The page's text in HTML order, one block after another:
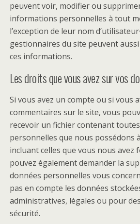
peuvent voir, modifier ou
informations personnelles à tout
l’exception de leur nom
gestionnaires du site peuvent
ces informations.
Les droits que vous avez sur vos
Si vous avez un compte ou si vous
commentaires sur le site, vous
recevoir un fichier contenant
personnelles que nous possédons
incluant celles que vous nous avez
pouvez également demander la
données personnelles vous
pas en compte les données
administratives, légales ou pour
sécurité.